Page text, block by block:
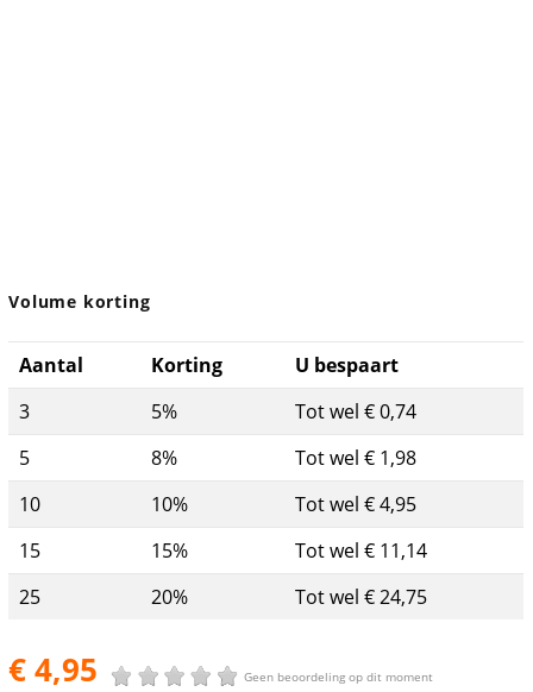
Volume korting
Aantal Korting
U bespaart
3
5%
Tot wel € 0,74
5
8%
Tot wel € 1,98
10
10%
Tot wel € 4,95
15
15%
Tot wel € 11,14
25
20% Tot wel € 24,75
€ 4,95 Geen beoordeling op dit moment